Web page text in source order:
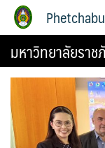
มหาวิทยาลัยราช